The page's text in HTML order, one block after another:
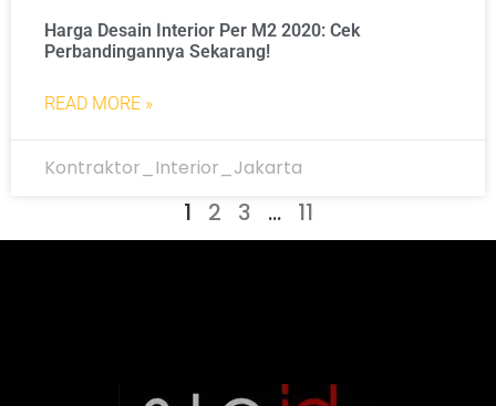
Harga Desain Interior Per M2 2020: Cek
Perbandingannya Sekarang!
READ MORE »
Kontraktor_Interior_Jakarta
1 2 3 … 11